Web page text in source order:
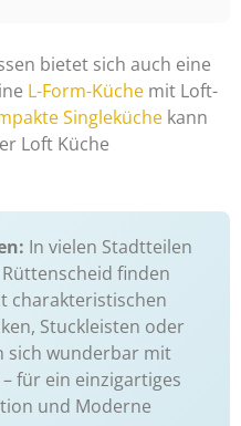
bietet sich auch eine
L-Form-Küche mit Loft-
Singleküche kann
Loft Küche
In vielen Stadtteilen
finden
charakteristischen
Stuckleisten oder
sich wunderbar mit
für ein einzigartiges
und Moderne